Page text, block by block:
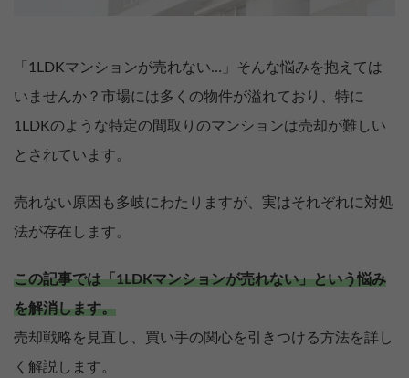
「1LDKマンションが売れない…」そんな悩みを抱えては
いませんか？市場には多くの物件が溢れており、特に
1LDKのような特定の間取りのマンションは売却が難しい
とされています。
売れない原因も多岐にわたりますが、実はそれぞれに対処
法が存在します。
この記事では「1LDKマンションが売れない」という悩み
を解消します。
売却戦略を見直し、買い手の関心を引きつける方法を詳し
く解説します。